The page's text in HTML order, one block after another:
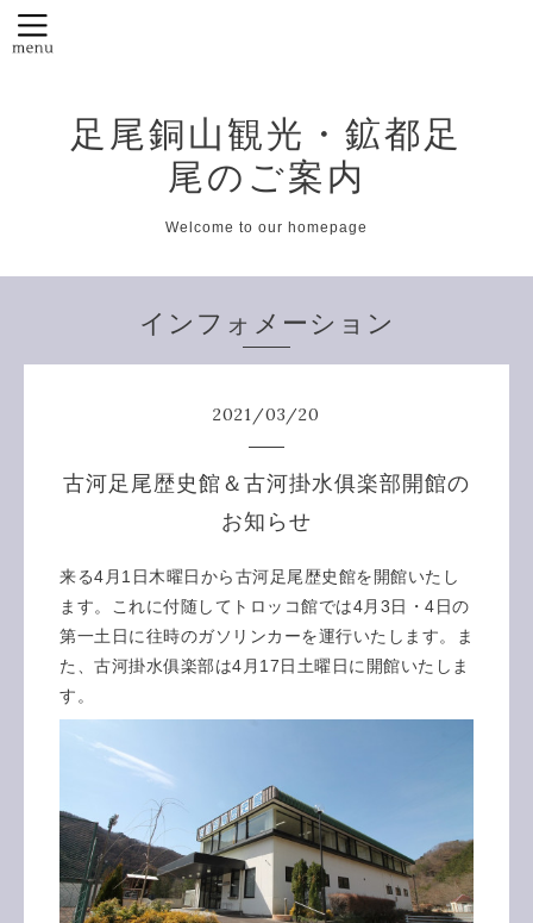
足尾銅山観光・鉱都足
尾のご案内
Welcome to our homepage
インフォメーション
2021/03/20
古河足尾歴史館＆古河掛水俱楽部開館の
お知らせ
来る4月1日木曜日から古河足尾歴史館を開館いたし
ます。これに付随してトロッコ館では4月3日・4日の
第一土日に往時のガソリンカーを運行いたします。ま
た、古河掛水俱楽部は4月17日土曜日に開館いたしま
す。